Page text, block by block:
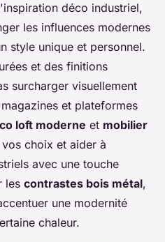
déco industriel,
les influences modernes
style unique et personnel.
et des finitions
surcharger visuellement
et plateformes
loft moderne et mobilier
choix et aider à
avec une touche
les contrastes bois métal,
une modernité
chaleur.